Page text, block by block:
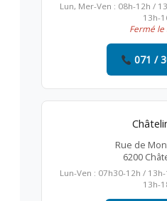
Lun, Mer-Ven : 08h-12h /
13h-
Fermé le
071 /
Rue de
6200
Lun-Ven : 07h30-12h /
13h-